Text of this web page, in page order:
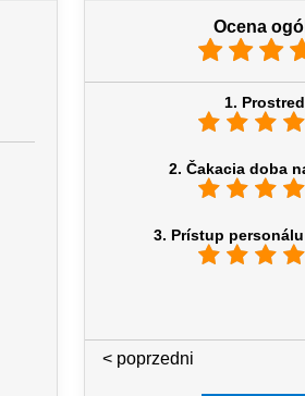
Ocena
1.
2. Čakacia doba
3. Prístup
< poprzedni